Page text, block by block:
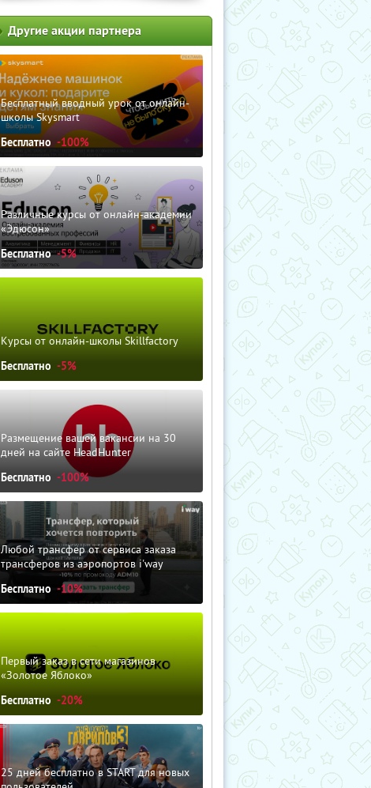
Другие акции партнера
Бесплатный вводный урок от онлайн-
школы Skysmart
Бесплатно -100%
Различные курсы от онлайн-академии
«Эдюсон»
Бесплатно -5%
Курсы от онлайн-школы Skillfactory
Бесплатно -5%
Размещение вашей вакансии на 30
дней на сайте HeadHunter
Бесплатно -100%
Любой трансфер от сервиса заказа
трансферов из аэропортов i'way
Бесплатно -10%
Первый заказ в сети магазинов
«Золотое Яблоко»
Бесплатно -20%
25 дней бесплатно в START для новых